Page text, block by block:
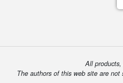
All
The authors of this web site are